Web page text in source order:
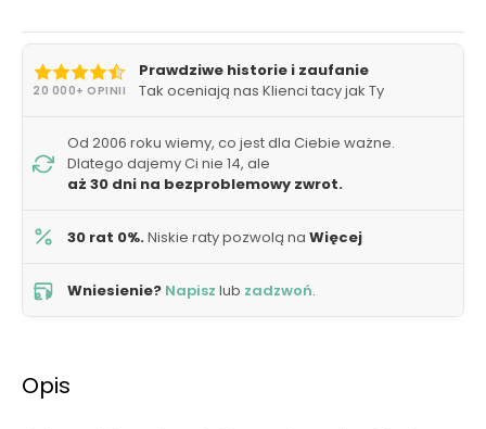
20 000+ OPINII
Prawdziwe historie i zaufanie
Tak oceniają nas Klienci tacy jak Ty
Od 2006 roku wiemy, co jest dla Ciebie ważne.
Dlatego dajemy Ci nie 14, ale
aż 30 dni na bezproblemowy zwrot.
30 rat 0%.Niskie raty pozwolą na Więcej
Wniesienie? Napisz lub zadzwoń.
Opis